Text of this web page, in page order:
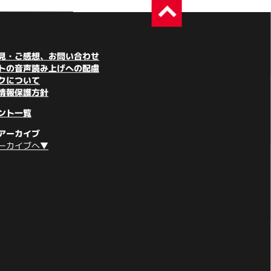
・ご感想、お問い合わせ
の音声読み上げへの配慮
について
報保護方針
ト一覧
ーカイブ
カイブへ▼